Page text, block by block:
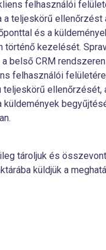
felhasználói
a teljeskörű
és a
kezelését.
belső CRM
felhasználói
ellenőrzését,
küldemények
tároljuk és
küldjük a